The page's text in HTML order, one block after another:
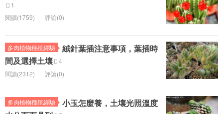
1
閱讀(1759)
評論(0)
多肉植物種殖經驗
絨針葉插注意事項，葉插時
間及選擇土壤
4
閱讀(2312)
評論(0)
多肉植物種殖經驗
小玉怎麼養，土壤光照溫度